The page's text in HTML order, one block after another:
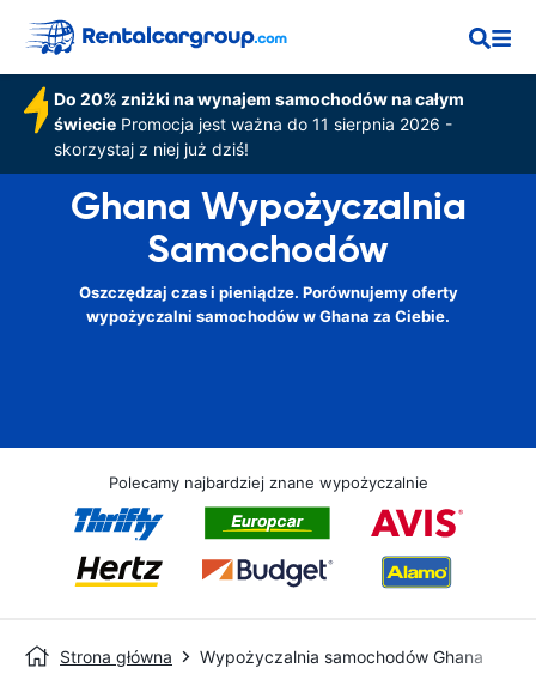
Do 20% zniżki na wynajem samochodów na całym
świeciePromocja jest ważna do 11 sierpnia 2026 -
skorzystaj z niej już dziś!
Ghana Wypożyczalnia
Samochodów
Oszczędzaj czas i pieniądze. Porównujemy oferty
wypożyczalni samochodów w Ghana za Ciebie.
Polecamy najbardziej znane wypożyczalnie
Strona główna Wypożyczalnia samochodów Ghana